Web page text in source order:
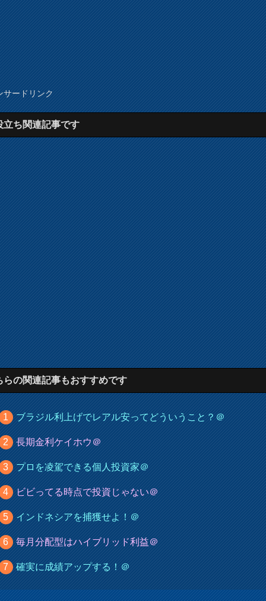
サードリンク
立ち関連記事です
らの関連記事もおすすめです
ブラジル利上げでレアル安ってどういうこと？＠
長期金利ケイホウ＠
プロを凌駕できる個人投資家＠
ビビってる時点で投資じゃない＠
インドネシアを捕獲せよ！＠
毎月分配型はハイブリッド利益＠
確実に成績アップする！＠